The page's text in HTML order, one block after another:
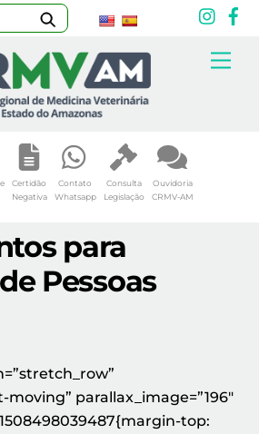
Certidão
Negativa
Contato
Whatsapp
Consulta
Legislação
Ouvidoria
CRMV-AM
para
Pessoas
parallax_image=”196″
top: